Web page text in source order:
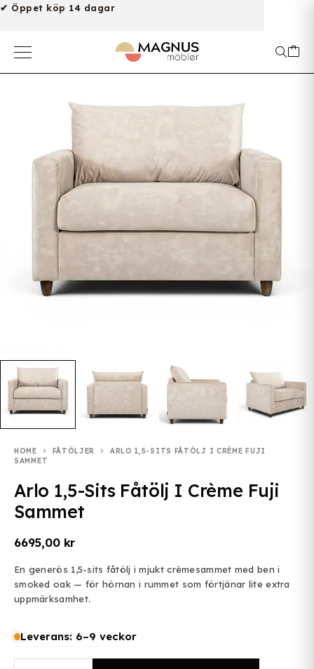
✔ Öppet köp 14 dagar
HOME FÅTÖLJER
ARLO 1,5-SITS FÅTÖLJ I CRÈME FUJI
SAMMET
Arlo 1,5-Sits Fåtölj I Crème Fuji
Sammet
6695,00 kr
En generös 1,5-sits fåtölj i mjukt crèmesammet med ben i
smoked oak — för hörnan i rummet som förtjänar lite extra
uppmärksamhet.
Leverans: 6–9 veckor